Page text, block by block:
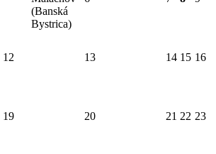
(Banská
Bystrica)
12 13 14 15 16
19 20 21 22 23